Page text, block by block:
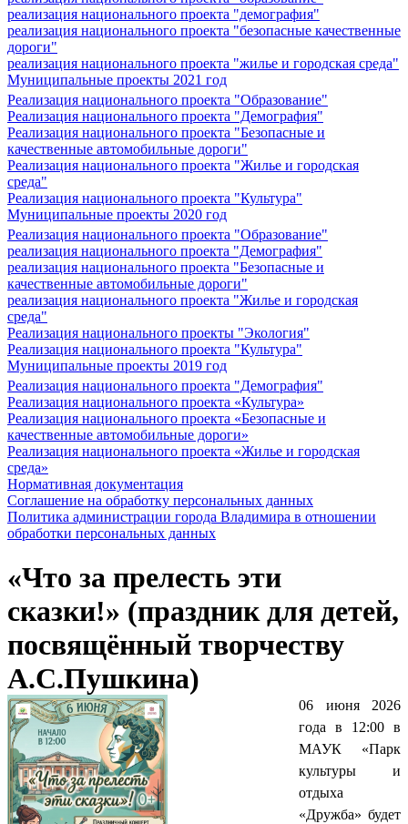
реализация национального проекта "демография"
реализация национального проекта "безопасные качественные
дороги"
реализация национального проекта "жилье и городская среда"
Муниципальные проекты 2021 год
Реализация национального проекта "Образование"
Реализация национального проекта "Демография"
Реализация национального проекта "Безопасные и
качественные автомобильные дороги"
Реализация национального проекта "Жилье и городская
среда"
Реализация национального проекта "Культура"
Муниципальные проекты 2020 год
Реализация национального проекта "Образование"
реализация национального проекта "Демография"
реализация национального проекта "Безопасные и
качественные автомобильные дороги"
реализация национального проекта "Жилье и городская
среда"
Реализация национального проекты "Экология"
Реализация национального проекта "Культура"
Муниципальные проекты 2019 год
Реализация национального проекта "Демография"
Реализация национального проекта «Культура»
Реализация национального проекта «Безопасные и
качественные автомобильные дороги»
Реализация национального проекта «Жилье и городская
среда»
Нормативная документация
Соглашение на обработку персональных данных
Политика администрации города Владимира в отношении
обработки персональных данных
«Что за прелесть эти
сказки!» (праздник для детей,
посвящённый творчеству
А.С.Пушкина)
06 июня 2026
года в 12:00 в
МАУК «Парк
культуры и
отдыха
«Дружба» будет